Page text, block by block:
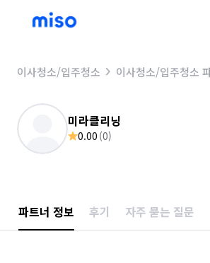
이사청소/입주청소 이사청소/입주청소
미라클리닝
0.00 (0)
파트너 정보 후기 자주 묻는 질문